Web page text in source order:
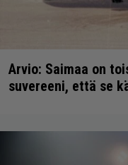
Arvio: Saimaa on
suvereeni, että se